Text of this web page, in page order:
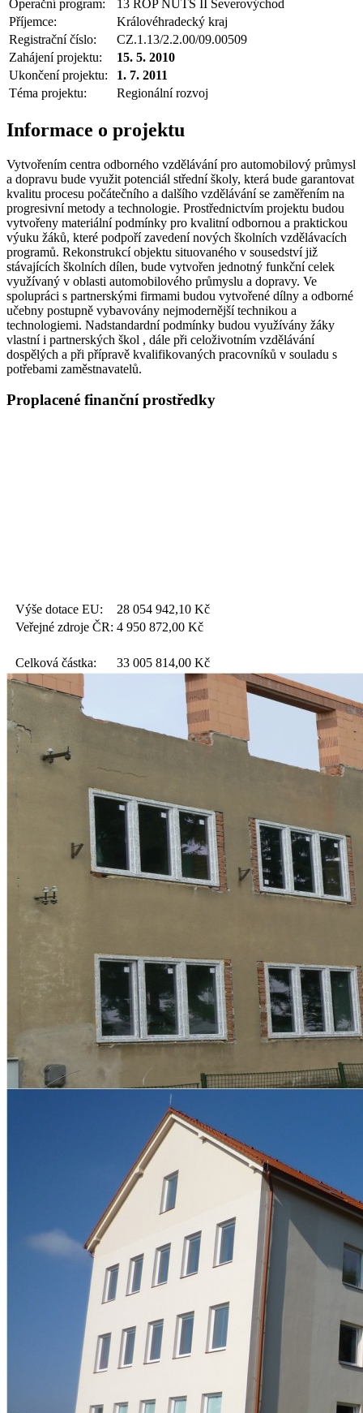
Operační program:
13 ROP NUTS II Severovýchod
Příjemce:
Královéhradecký kraj
Registrační číslo:
CZ.1.13/2.2.00/09.00509
Zahájení projektu:
15. 5. 2010
Ukončení projektu:
1. 7. 2011
Téma projektu:
Regionální rozvoj
Informace o projektu
Vytvořením centra odborného vzdělávání pro automobilový průmysl
a dopravu bude využit potenciál střední školy, která bude garantovat
kvalitu procesu počátečního a dalšího vzdělávání se zaměřením na
progresivní metody a technologie. Prostřednictvím projektu budou
vytvořeny materiální podmínky pro kvalitní odbornou a praktickou
výuku žáků, které podpoří zavedení nových školních vzdělávacích
programů. Rekonstrukcí objektu situovaného v sousedství již
stávajících školních dílen, bude vytvořen jednotný funkční celek
využívaný v oblasti automobilového průmyslu a dopravy. Ve
spolupráci s partnerskými firmami budou vytvořené dílny a odborné
učebny postupně vybavovány nejmodernější technikou a
technologiemi. Nadstandardní podmínky budou využívány žáky
vlastní i partnerských škol , dále při celoživotním vzdělávání
dospělých a při přípravě kvalifikovaných pracovníků v souladu s
potřebami zaměstnavatelů.
Proplacené finanční prostředky
Výše dotace EU: 28 054 942,10 Kč
Veřejné zdroje ČR: 4 950 872,00 Kč
Celková částka: 33 005 814,00 Kč